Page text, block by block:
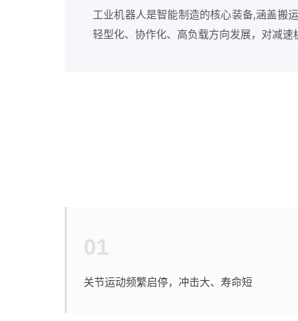
工业机器人是智能制造的核心装备,涵盖搬
轻型化、协作化、高负载方向发展，对减速
01
关节运动频繁启停，冲击大、寿命短